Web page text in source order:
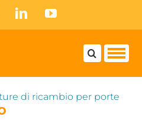
LinkedInYouTube
di ricambio per porte